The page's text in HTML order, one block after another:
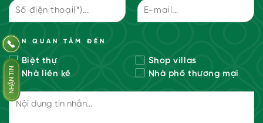
BẠN QUAN TÂM ĐẾN
Biệt thự
Nhà liền kề
Shop villas
Nhà phố thương mại
NHẬN TIN